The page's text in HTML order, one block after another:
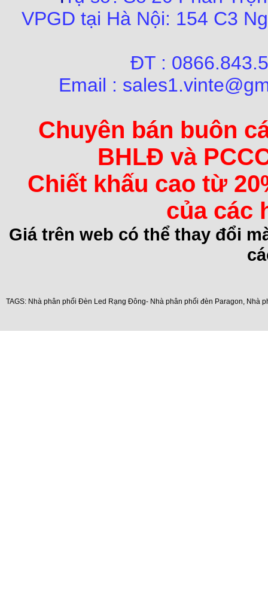
VPGD tại Hà Nội: 154 C3
ĐT :
Email :
Chuyên bán buôn
BHLĐ và
Chiết khấu cao từ
của các
Giá trên web có thể thay đổi
TAGS: Nhà phân phối Đèn Led Rạng Đông- Nhà phân phối đèn Paragon, Nhà